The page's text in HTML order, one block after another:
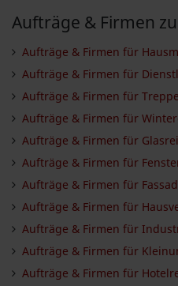
Aufträge & Firmen
Aufträge & Firmen für
Aufträge & Firmen für
Aufträge & Firmen für
Aufträge & Firmen für
Aufträge & Firmen für
Aufträge & Firmen für
Aufträge & Firmen für
Aufträge & Firmen für
Aufträge & Firmen für
Aufträge & Firmen für
Aufträge & Firmen für